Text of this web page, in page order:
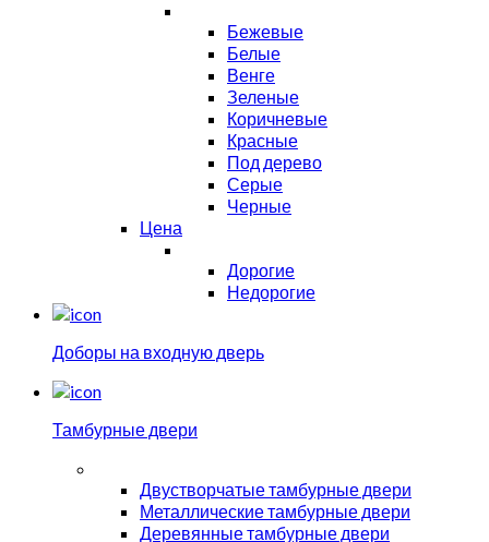
Бежевые
Белые
Венге
Зеленые
Коричневые
Красные
Под дерево
Серые
Черные
Цена
Дорогие
Недорогие
Доборы на входную дверь
Тамбурные двери
Двустворчатые тамбурные двери
Металлические тамбурные двери
Деревянные тамбурные двери